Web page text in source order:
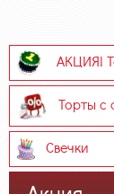
АКЦИЯ!
Торты с
Свечки